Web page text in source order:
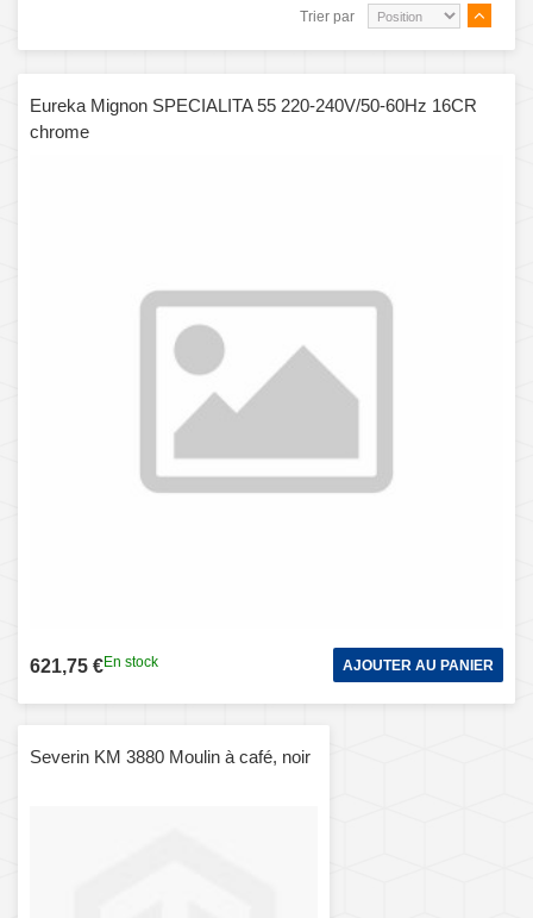
Trier par
Eureka Mignon SPECIALITA 55 220-240V/50-60Hz 16CR
chrome
621,75 €En stock AJOUTER AU PANIER
Severin KM 3880 Moulin à café, noir